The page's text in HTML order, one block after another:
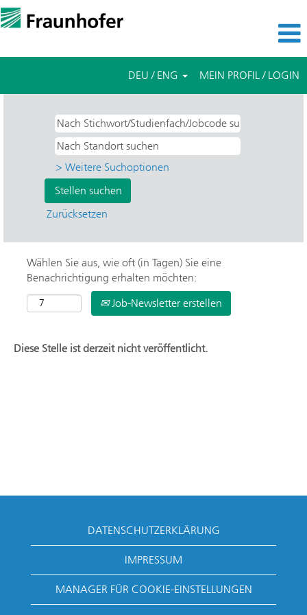
DEU / ENG MEIN PROFIL / LOGIN
> Weitere Suchoptionen
Zurücksetzen
Wählen Sie aus, wie oft (in Tagen) Sie eine
Benachrichtigung erhalten möchten:
Job-Newsletter erstellen
Diese Stelle ist derzeit nicht veröffentlicht.
DATENSCHUTZERKLÄRUNG
IMPRESSUM
MANAGER FÜR COOKIE-EINSTELLUNGEN